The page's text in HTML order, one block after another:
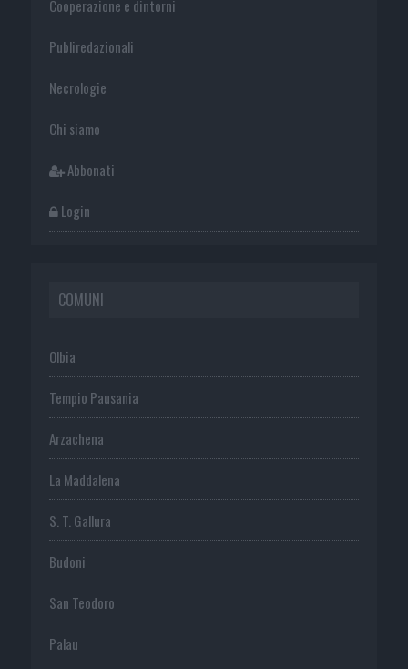
Cooperazione e dintorni
Publiredazionali
Necrologie
Chi siamo
Abbonati
Login
COMUNI
Olbia
Tempio Pausania
Arzachena
La Maddalena
S. T. Gallura
Budoni
San Teodoro
Palau